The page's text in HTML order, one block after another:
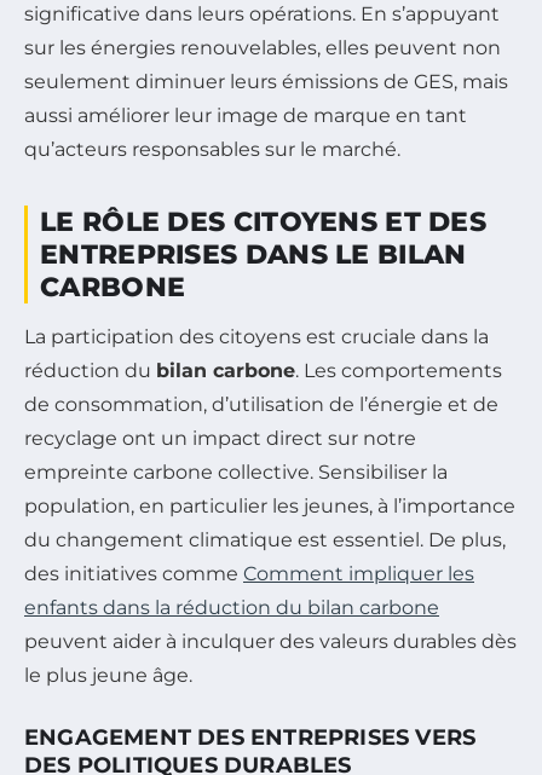
significative dans leurs opérations. En s’appuyant
sur les énergies renouvelables, elles peuvent non
seulement diminuer leurs émissions de GES, mais
aussi améliorer leur image de marque en tant
qu’acteurs responsables sur le marché.
LE RÔLE DES CITOYENS ET DES
ENTREPRISES DANS LE BILAN
CARBONE
La participation des citoyens est cruciale dans la
réduction du bilan carbone. Les comportements
de consommation, d’utilisation de l’énergie et de
recyclage ont un impact direct sur notre
empreinte carbone collective. Sensibiliser la
population, en particulier les jeunes, à l’importance
du changement climatique est essentiel. De plus,
des initiatives comme Comment impliquer les
enfants dans la réduction du bilan carbone
peuvent aider à inculquer des valeurs durables dès
le plus jeune âge.
ENGAGEMENT DES ENTREPRISES VERS
DES POLITIQUES DURABLES